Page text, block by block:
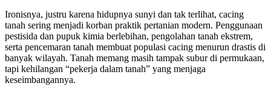
Ironisnya, justru karena hidupnya sunyi dan tak terlihat, cacing
tanah sering menjadi korban praktik pertanian modern. Penggunaan
pestisida dan pupuk kimia berlebihan, pengolahan tanah ekstrem,
serta pencemaran tanah membuat populasi cacing menurun drastis di
banyak wilayah. Tanah memang masih tampak subur di permukaan,
tapi kehilangan “pekerja dalam tanah” yang menjaga
keseimbangannya.